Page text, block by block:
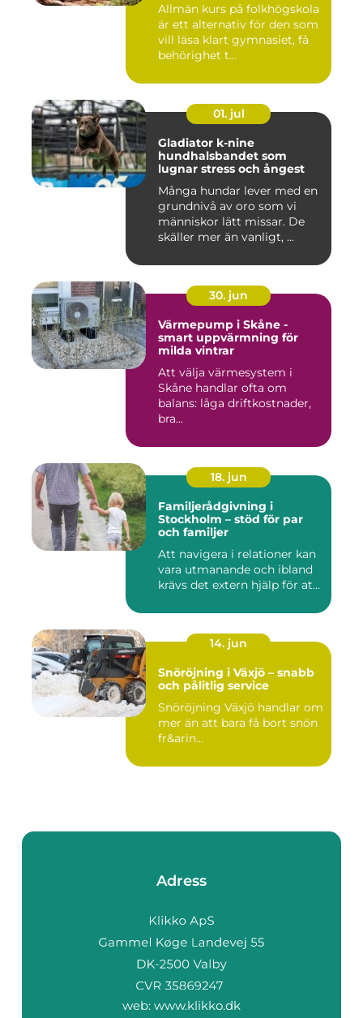
Allmän kurs på folkhögskola
är ett alternativ för den som
vill läsa klart gymnasiet, få
behörighet t...
01. jul
Gladiator k-nine
hundhalsbandet som
lugnar stress och ångest
Många hundar lever med en
grundnivå av oro som vi
människor lätt missar. De
skäller mer än vanligt, ...
30. jun
Värmepump i Skåne -
smart uppvärmning för
milda vintrar
Att välja värmesystem i
Skåne handlar ofta om
balans: låga driftkostnader,
bra...
18. jun
Familjerådgivning i
Stockholm – stöd för par
och familjer
Att navigera i relationer kan
vara utmanande och ibland
krävs det extern hjälp för at...
14. jun
Snöröjning i Växjö – snabb
och pålitlig service
Snöröjning Växjö handlar om
mer än att bara få bort snön
fr&arin...
Adress
web: www.klikko.dk